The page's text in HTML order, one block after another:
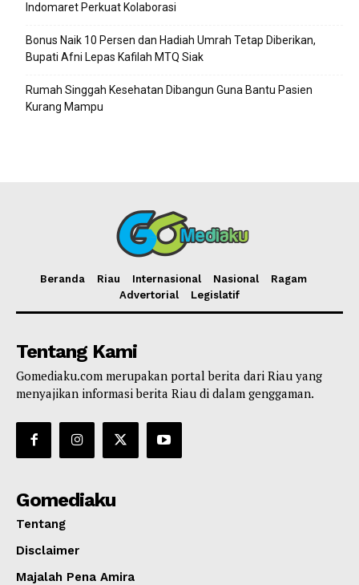
Indomaret Perkuat Kolaborasi
Bonus Naik 10 Persen dan Hadiah Umrah Tetap Diberikan,
Bupati Afni Lepas Kafilah MTQ Siak
Rumah Singgah Kesehatan Dibangun Guna Bantu Pasien
Kurang Mampu
Beranda Riau Internasional Nasional
Ragam
Advertorial
Legislatif
Tentang Kami
Gomediaku.com merupakan portal berita dari Riau yang
menyajikan informasi berita Riau di dalam genggaman.
Gomediaku
Tentang
Disclaimer
Majalah Pena Amira